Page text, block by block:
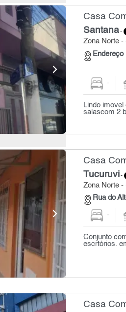
Casa
Santana-
Zona Norte -
-
Lindo
salascom 2
Casa
Tucuruvi-
Zona Norte -
Rua do
-
Conjunto
escrtórios.
Casa